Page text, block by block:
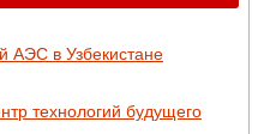
АЭС в Узбекистане
технологий будущего